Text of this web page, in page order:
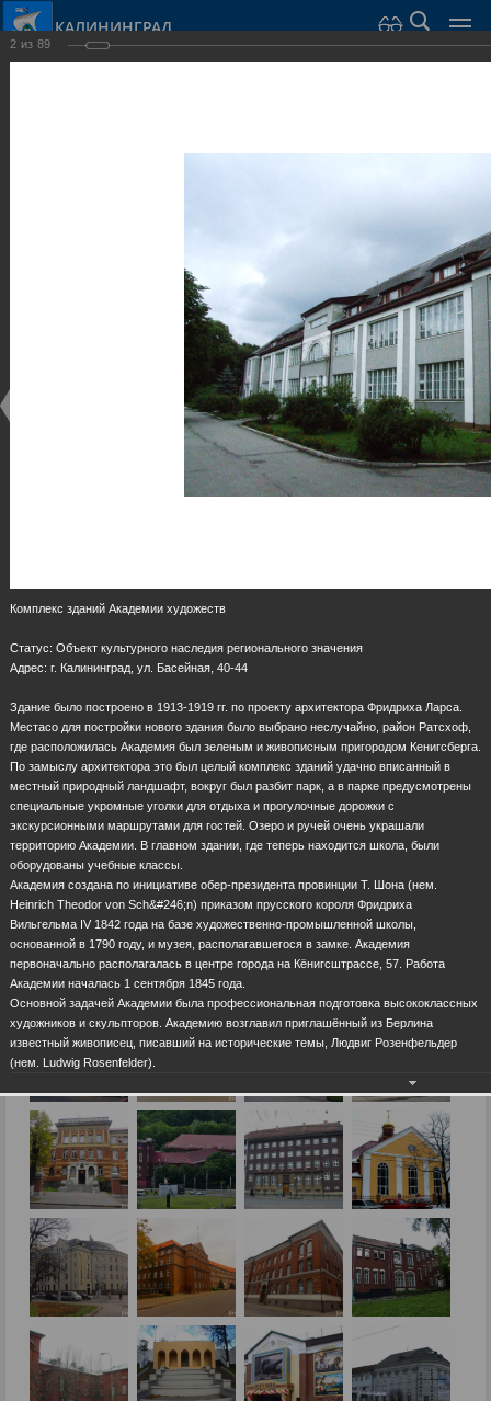
КАЛИНИНГРАД
2 из 89
Комплекс зданий Академии художеств
Статус: Объект культурного наследия регионального значения
Адрес: г. Калининград, ул. Басейная, 40-44
Здание было построено в 1913-1919 гг. по проекту архитектора Фридриха Ларса.
Местacо для постройки нового здания было выбрано неслучайно, район Ратсхоф,
где расположилась Академия был зеленым и живописным пригородом Кенигсберга.
По замыслу архитектора это был целый комплекс зданий удачно вписанный в
местный природный ландшафт, вокруг был разбит парк, а в парке предусмотрены
специальные укромные уголки для отдыха и прогулочные дорожки с
экскурсионными маршрутами для гостей. Озеро и ручей очень украшали
территорию Академии. В главном здании, где теперь находится школа, были
оборудованы учебные классы.
Академия создана по инициативе обер-президента провинции Т. Шона (нем.
Heinrich Theodor von Sch&#246;n) приказом прусского короля Фридриха
Вильгельма IV 1842 года на базе художественно-промышленной школы,
основанной в 1790 году, и музея, располагавшегося в замке. Академия
первоначально располагалась в центре города на Кёнигсштрассе, 57. Работа
Академии началась 1 сентября 1845 года.
Основной задачей Академии была профессиональная подготовка высококлассных
художников и скульпторов. Академию возглавил приглашённый из Берлина
известный живописец, писавший на исторические темы, Людвиг Розенфельдер
(нем. Ludwig Rosenfelder).